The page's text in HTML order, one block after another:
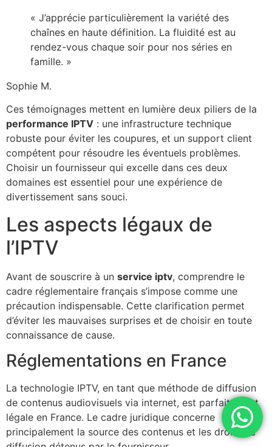
« J’apprécie particulièrement la variété des
chaînes en haute définition. La fluidité est au
rendez-vous chaque soir pour nos séries en
famille. »
Sophie M.
Ces témoignages mettent en lumière deux piliers de la
performance IPTV : une infrastructure technique
robuste pour éviter les coupures, et un support client
compétent pour résoudre les éventuels problèmes.
Choisir un fournisseur qui excelle dans ces deux
domaines est essentiel pour une expérience de
divertissement sans souci.
Les aspects légaux de
l’IPTV
Avant de souscrire à un service iptv, comprendre le
cadre réglementaire français s’impose comme une
précaution indispensable. Cette clarification permet
d’éviter les mauvaises surprises et de choisir en toute
connaissance de cause.
Réglementations en France
La technologie IPTV, en tant que méthode de diffusion
de contenus audiovisuels via internet, est parfaitement
légale en France. Le cadre juridique concerne
principalement la source des contenus et les droits de